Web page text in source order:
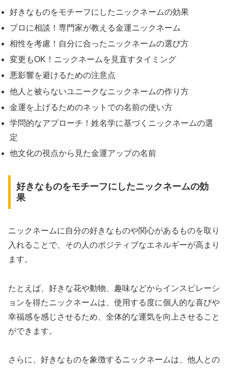
好きなものをモチーフにしたニックネームの効果
プロに相談！専門家が教える金運ニックネーム
相性を考慮！自分に合ったニックネームの選び方
変更もOK！ニックネームを見直すタイミング
悪影響を避けるための注意点
他人と被らないユニークなニックネームの作り方
金運を上げるためのネットでの名前の使い方
学問的なアプローチ！姓名学に基づくニックネームの選
定
他文化の視点から見た金運アップの名前
好きなものをモチーフにしたニックネームの効
果
ニックネームに自分の好きなものや関心があるものを取り
入れることで、その人のポジティブなエネルギーが高まり
ます。
たとえば、好きな花や動物、趣味などからインスピレーシ
ョンを得たニックネームは、使用する度に個人的な喜びや
幸福感を感じさせるため、全体的な運気を向上させること
ができます。
さらに、好きなものを象徴するニックネームは、他人との